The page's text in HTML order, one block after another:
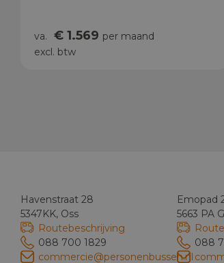
va. € 1.569 per maand
excl. btw
Havenstraat 28
5347KK, Oss
Routebeschrijving
088 700 1829
commercie@personenbussen.nl
Emopad
5663 PA
088